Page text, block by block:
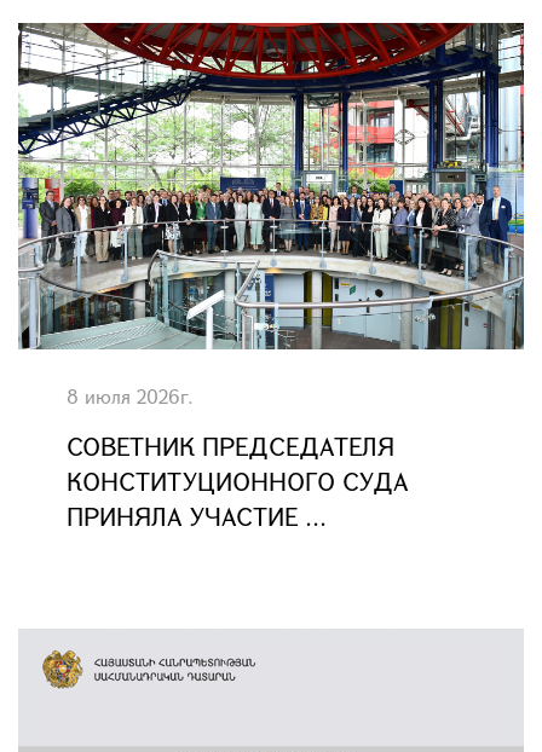
8 июля 2026г.
СОВЕТНИК ПРЕДСЕДАТЕЛЯ
КОНСТИТУЦИОННОГО СУДА
ПРИНЯЛА УЧАСТИЕ ...